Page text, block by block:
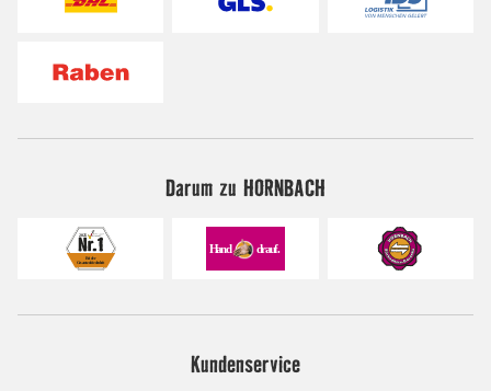
Darum zu HORNBACH
Kundenservice